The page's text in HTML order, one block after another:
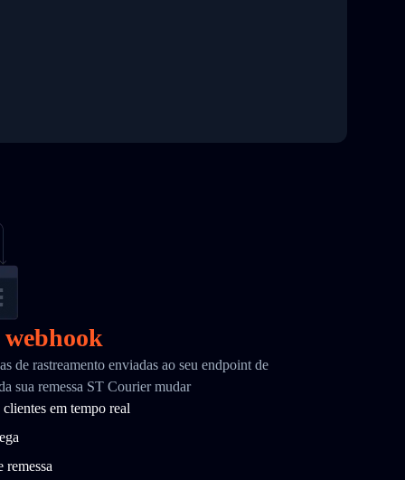
de rastreamento enviadas ao seu endpoint de
sua remessa ST Courier mudar
em tempo real
remessa